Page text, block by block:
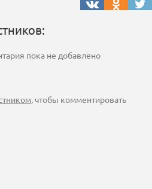
пока не добавлено
, чтобы комментировать